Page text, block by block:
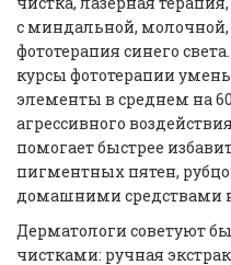
с миндальной, молочной,
фототерапия синего
курсы фототерапии
элементы в среднем на
агрессивного
помогает быстрее
пигментных пятен,
домашними средствами
Дерматологи советуют
чистками: ручная